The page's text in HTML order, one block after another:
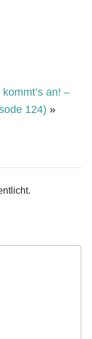
an! –
124) »